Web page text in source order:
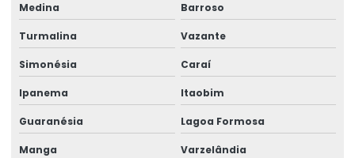
Perícia médica corporativa
Perícia médica para empresas
Perícia médica trabalhista
Medina Barroso
Turmalina Vazante
Simonésia Caraí
Ipanema Itaobim
Guaranésia Lagoa Formosa
Manga Varzelândia